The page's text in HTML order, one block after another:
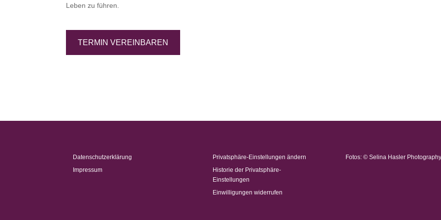
Leben zu führen.
TERMIN VEREINBAREN
Datenschutzerklärung
Impressum
Privatsphäre-Einstellungen ändern
Historie der Privatsphäre-
Einstellungen
Einwilligungen widerrufen
Fotos: © Selina Hasler Photography